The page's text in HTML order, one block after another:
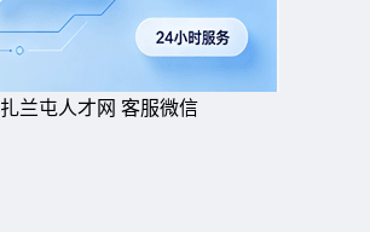
扎兰屯人才网 客服微信